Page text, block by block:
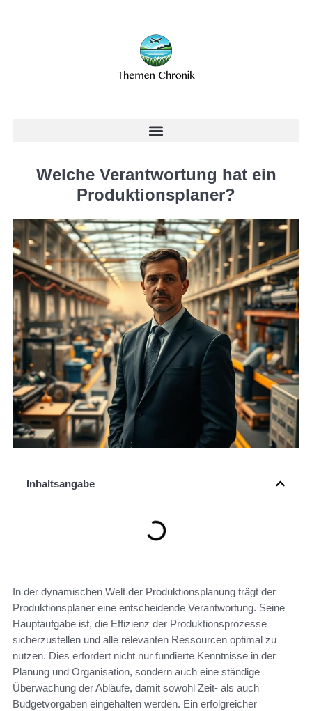
Welche Verantwortung hat ein
Produktionsplaner?
Inhaltsangabe
In der dynamischen Welt der Produktionsplanung trägt der
Produktionsplaner eine entscheidende Verantwortung. Seine
Hauptaufgabe ist, die Effizienz der Produktionsprozesse
sicherzustellen und alle relevanten Ressourcen optimal zu
nutzen. Dies erfordert nicht nur fundierte Kenntnisse in der
Planung und Organisation, sondern auch eine ständige
Überwachung der Abläufe, damit sowohl Zeit- als auch
Budgetvorgaben eingehalten werden. Ein erfolgreicher